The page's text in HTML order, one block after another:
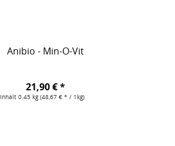
Anibio - Min-O-Vit
Inhalt0.45 kg(48,67 € * / 1kg)
21,90 € *